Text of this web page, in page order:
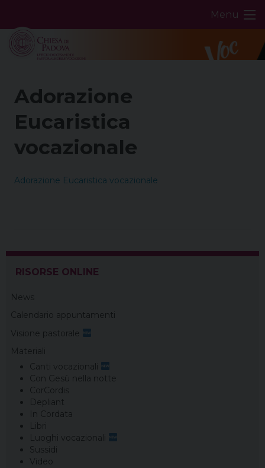
content
Menu
Adorazione
Eucaristica
vocazionale
Adorazione Eucaristica vocazionale
RISORSE ONLINE
News
Calendario appuntamenti
Visione pastorale
Materiali
Canti vocazionali
Con Gesù nella notte
CorCordis
Depliant
In Cordata
Libri
Luoghi vocazionali
Sussidi
Video